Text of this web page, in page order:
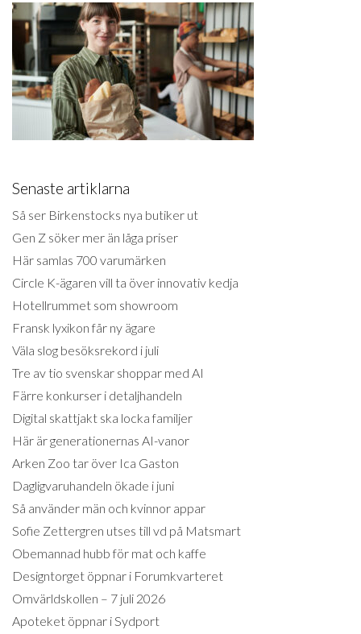
Senaste artiklarna
Så ser Birkenstocks nya butiker ut
Gen Z söker mer än låga priser
Här samlas 700 varumärken
Circle K-ägaren vill ta över innovativ kedja
Hotellrummet som showroom
Fransk lyxikon får ny ägare
Väla slog besöksrekord i juli
Tre av tio svenskar shoppar med AI
Färre konkurser i detaljhandeln
Digital skattjakt ska locka familjer
Här är generationernas AI-vanor
Arken Zoo tar över Ica Gaston
Dagligvaruhandeln ökade i juni
Så använder män och kvinnor appar
Sofie Zettergren utses till vd på Matsmart
Obemannad hubb för mat och kaffe
Designtorget öppnar i Forumkvarteret
Omvärldskollen – 7 juli 2026
Apoteket öppnar i Sydport